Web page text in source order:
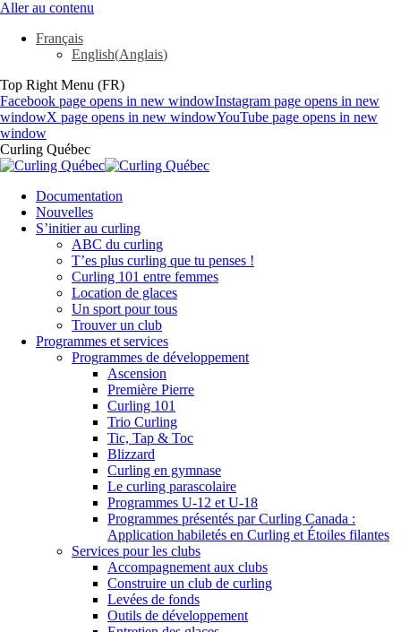
Aller au contenu
Français
English(Anglais)
Top Right Menu (FR)
Facebook page opens in new windowInstagram page opens in new
windowX page opens in new windowYouTube page opens in new
window
Curling Québec
Documentation
Nouvelles
S’initier au curling
ABC du curling
T’es plus curling que tu penses !
Curling 101 entre femmes
Location de glaces
Un sport pour tous
Trouver un club
Programmes et services
Programmes de développement
Ascension
Première Pierre
Curling 101
Trio Curling
Tic, Tap & Toc
Blizzard
Curling en gymnase
Le curling parascolaire
Programmes U-12 et U-18
Programmes présentés par Curling Canada :
Application habiletés en Curling et Étoiles filantes
Services pour les clubs
Accompagnement aux clubs
Construire un club de curling
Levées de fonds
Outils de développement